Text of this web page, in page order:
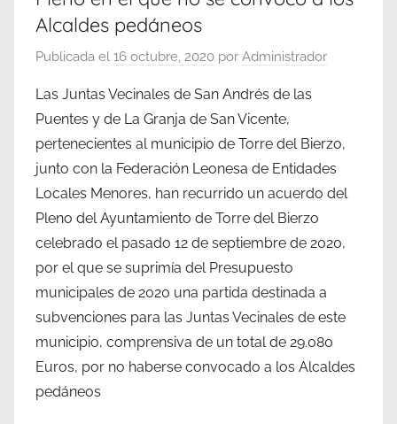
Alcaldes pedáneos
Publicada el 16 octubre, 2020 por Administrador
Las Juntas Vecinales de San Andrés de las
Puentes y de La Granja de San Vicente,
pertenecientes al municipio de Torre del Bierzo,
junto con la Federación Leonesa de Entidades
Locales Menores, han recurrido un acuerdo del
Pleno del Ayuntamiento de Torre del Bierzo
celebrado el pasado 12 de septiembre de 2020,
por el que se suprimía del Presupuesto
municipales de 2020 una partida destinada a
subvenciones para las Juntas Vecinales de este
municipio, comprensiva de un total de 29.080
Euros, por no haberse convocado a los Alcaldes
pedáneos